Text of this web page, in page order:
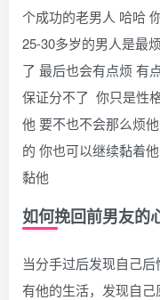
个成功的老男人 哈哈
25-30多岁的男人是最
了 最后也会有点烦 有
保证分不了 你只是性
他 要不也不会那么烦
的 你也可以继续黏着
黏他
如何挽回前男友的
当分手过后发现自己
有他的生活，发现自己